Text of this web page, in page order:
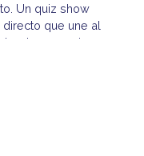
Un quiz show
que une al
los 12 mejores